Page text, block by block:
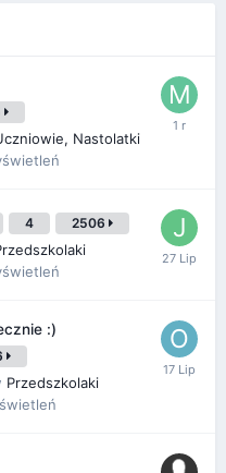
Nastolatki
4 2506
:)
Przedszkolaki